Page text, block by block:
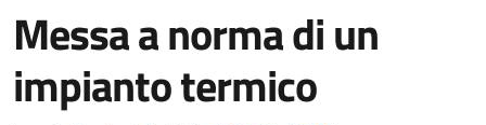
Messa a norma di un
impianto termico